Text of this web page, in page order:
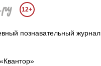
12+
познавательный журнал